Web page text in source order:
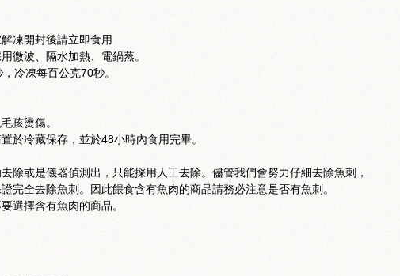
凍開封後請立即食用
微波、隔水加熱、電鍋蒸。
冷凍每百公克70秒。
孩燙傷。
於冷藏保存，並於48小時內食用完畢。
除或是儀器偵測出，只能採用人工去除。儘管我們會努力仔細去除魚刺，
完全去除魚刺。因此餵食含有魚肉的商品請務必注意是否有魚刺。
選擇含有魚肉的商品。